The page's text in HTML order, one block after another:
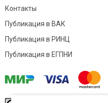
Контакты
Публикация в ВАК
Публикация в РИНЦ
Публикация в ЕГПНИ